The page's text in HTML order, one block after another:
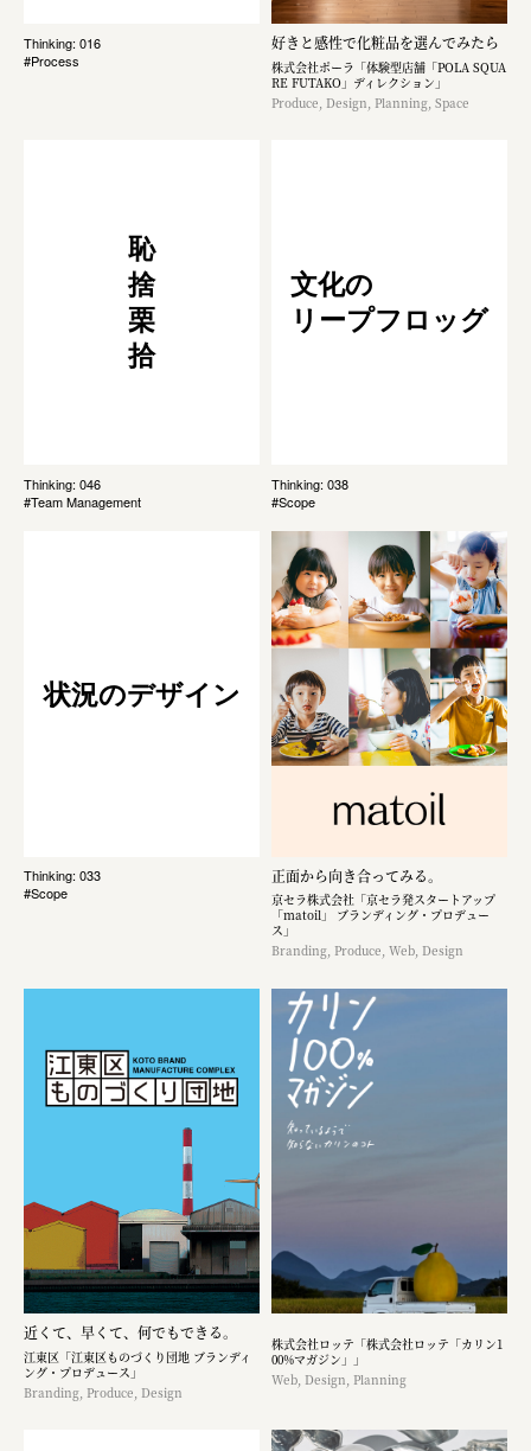
Thinking: 016
#Process
好きと感性で化粧品を選んでみたら
株式会社ポーラ「体験型店舗「POLA SQUA
RE FUTAKO」ディレクション」
Produce, Design, Planning, Space
恥
捨
栗
拾
Thinking: 046
#Team Management
文化の
リープフロッグ
Thinking: 038
#Scope
状況のデザイン
Thinking: 033
#Scope
正面から向き合ってみる。
京セラ株式会社「京セラ発スタートアップ
「matoil」 ブランディング・プロデュー
ス」
Branding, Produce, Web, Design
近くて、早くて、何でもできる。
江東区「江東区ものづくり団地 ブランディ
ング・プロデュース」
Branding, Produce, Design
株式会社ロッテ「株式会社ロッテ「カリン1
00%マガジン」」
Web, Design, Planning